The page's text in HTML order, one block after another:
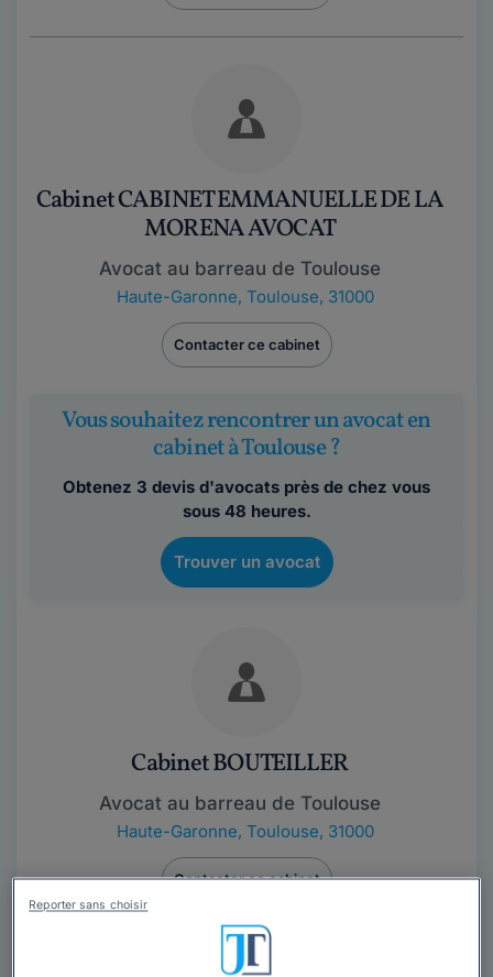
Cabinet CABINET EMMANUELLE DE LA
MORENA AVOCAT
Avocat au barreau de Toulouse
Haute-Garonne, Toulouse, 31000
Contacter ce cabinet
Vous souhaitez rencontrer un avocat en
cabinet à Toulouse ?
Obtenez 3 devis d'avocats près de chez vous
sous 48 heures.
Trouver un avocat
Cabinet BOUTEILLER
Avocat au barreau de Toulouse
Haute-Garonne, Toulouse, 31000
Contacter ce cabinet
Reporter sans choisir